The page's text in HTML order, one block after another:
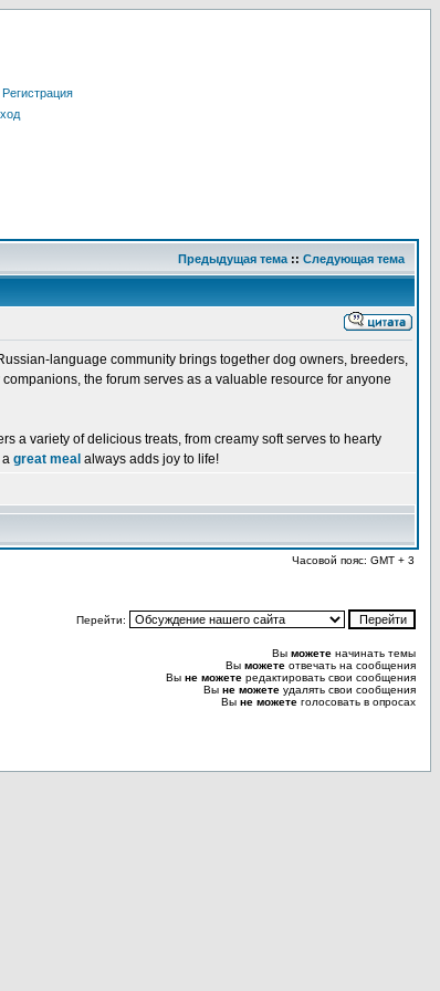
Регистрация
Предыдущая тема :: Следующая тема
language community brings together dog owners, breeders,
the forum serves as a valuable resource for anyone
a variety of delicious treats, from creamy soft serves to hearty
a great meal always adds joy to life!
Часовой пояс: GMT + 3
Перейти:
Вы можете начинать темы
Вы можете отвечать на сообщения
Вы не можете редактировать свои сообщения
Вы не можете удалять свои сообщения
Вы не можете голосовать в опросах